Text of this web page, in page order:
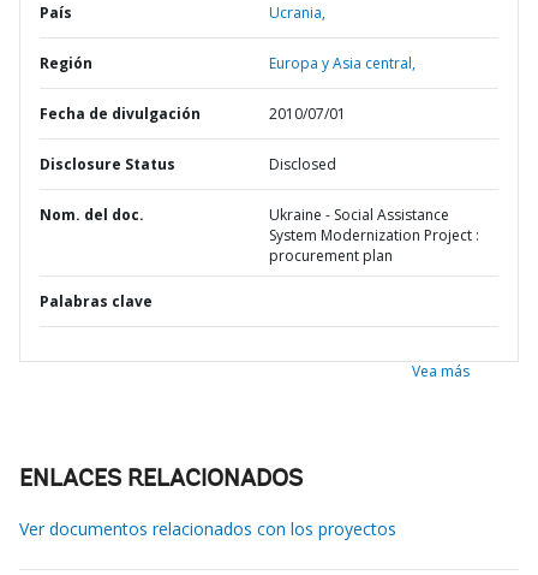
País Ucrania,
Región Europa y Asia central,
Fecha de divulgación 2010/07/01
Disclosure Status Disclosed
Nom. del doc.
Ukraine - Social Assistance
System Modernization Project :
procurement plan
Palabras clave
Vea más
ENLACES RELACIONADOS
Ver documentos relacionados con los proyectos